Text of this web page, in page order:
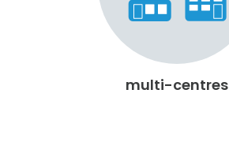
multi-centres